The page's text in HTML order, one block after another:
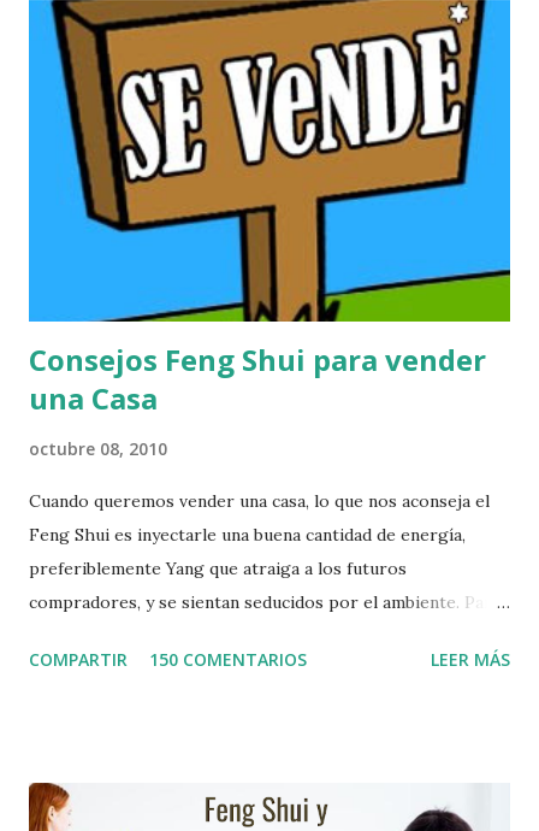
Consejos Feng Shui para vender
una Casa
octubre 08, 2010
Cuando queremos vender una casa, lo que nos aconseja el
Feng Shui es inyectarle una buena cantidad de energía,
preferiblemente Yang que atraiga a los futuros
compradores, y se sientan seducidos por el ambiente. Para
tomar en cuenta en el momento de activación del ambiente,
camino de entrada, elimine cualquier obstáculo que pueda
COMPARTIR 150 COMENTARIOS LEER MÁS